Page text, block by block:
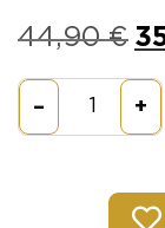
44,90€
– +